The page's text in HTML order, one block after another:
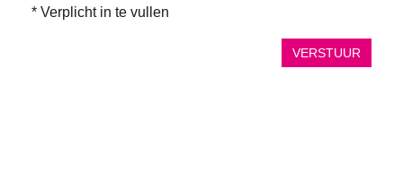
* Verplicht in te vullen